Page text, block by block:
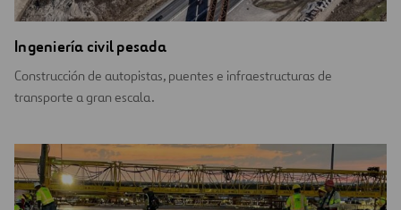
Ingeniería civil pesada
Construcción de autopistas, puentes e infraestructuras de
transporte a gran escala.